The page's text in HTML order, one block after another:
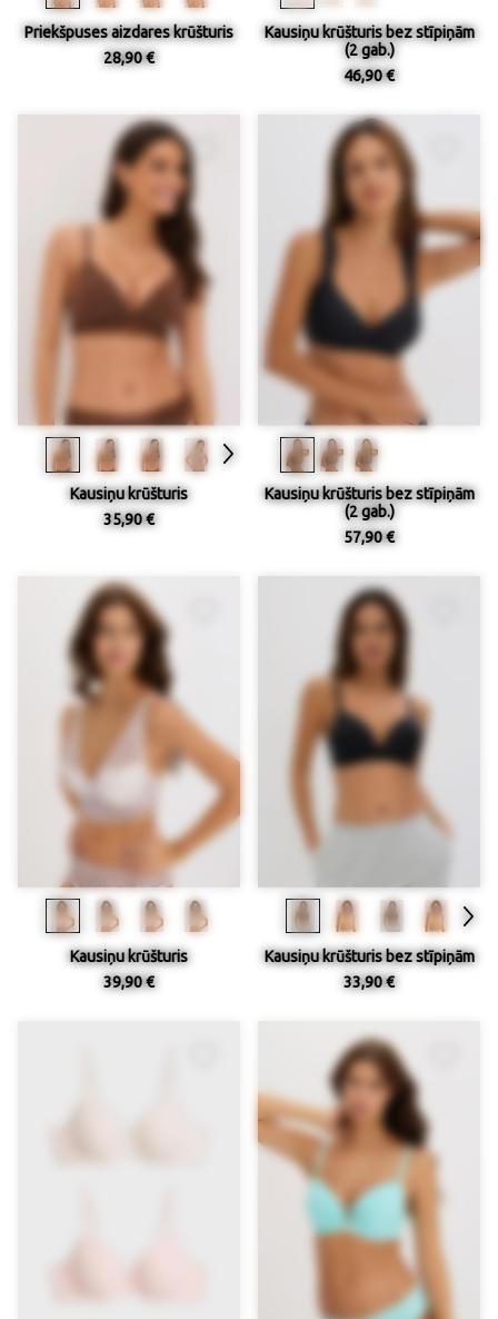
Priekšpuses aizdares krūšturis
28,90 €
Kausiņu krūšturis bez stīpiņām
(2 gab.)
46,90 €
Kausiņu krūšturis
35,90 €
Kausiņu krūšturis bez stīpiņām
(2 gab.)
57,90 €
Kausiņu krūšturis
39,90 €
Kausiņu krūšturis bez stīpiņām
33,90 €